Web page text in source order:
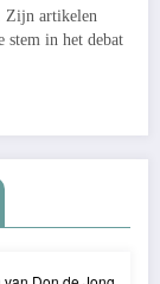
Zijn artikelen
stem in het debat